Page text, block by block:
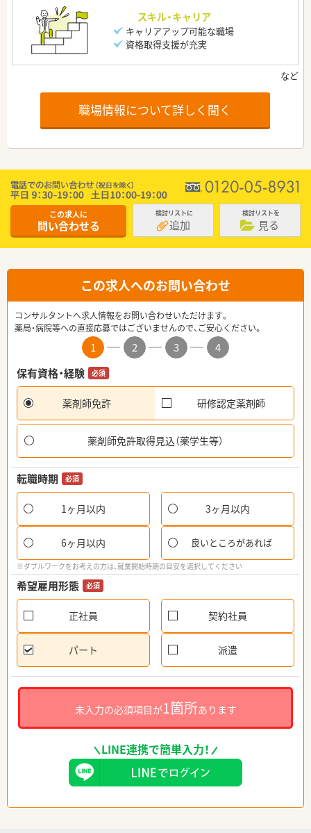
スキル・キャリア
キャリアアップ可能な職場
資格取得支援が充実
職場情報について詳しく聞く
この求人に
問い合わせる
検討リストに
追加
検討リストを
見る
この求人へのお問い合わせ
コンサルタントへ求人情報をお問い合わせいただけます。
薬局・病院等への直接応募ではございませんので、ご安心ください。
1 2 3
4
保有資格・経験
必須
薬剤師免許 研修認定薬剤師
薬剤師免許取得見込（薬学生等）
転職時期 必須
1ヶ月以内 3ヶ月以内
6ヶ月以内 良いところがあれば
※ダブルワークをお考えの方は、就業開始時期の目安を選択してください
希望雇用形態 必須
正社員 契約社員
パート 派遣
未入力の必須項目が1箇所あります
LINE連携で簡単入力！